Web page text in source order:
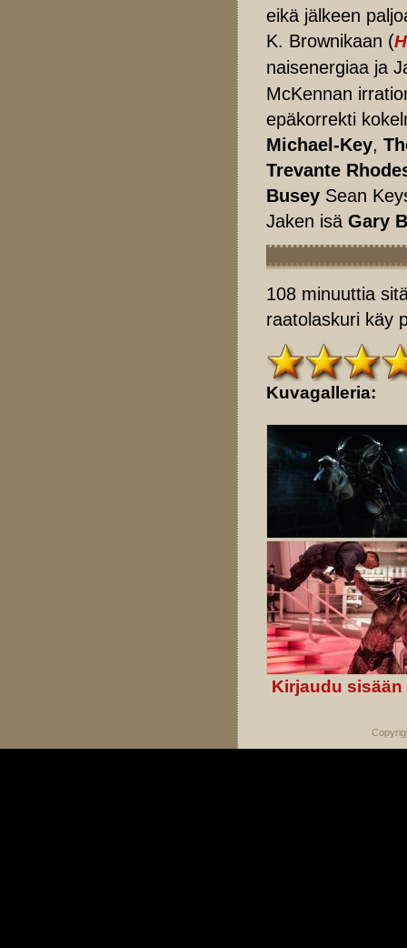
eikä jälkeen
K. Brownikaan (
naisenergiaa ja
McKennan
epäkorrekti
Michael-Key,
Trevante
Busey Sean
Jaken isä Gary
108 minuuttia
raatolaskuri käy
Kuvagalleria:
Kirjaudu sisään